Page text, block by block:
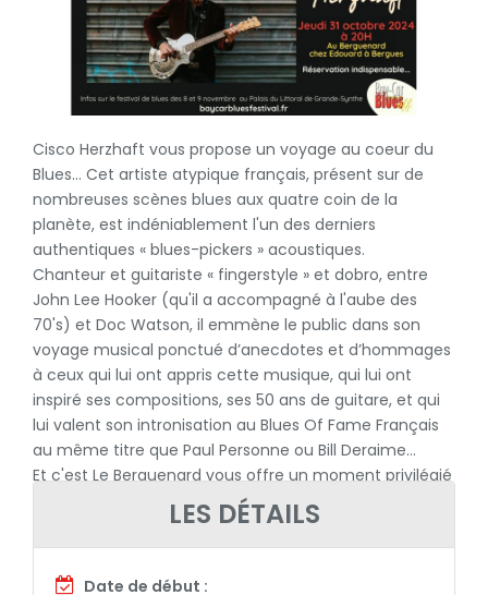
Cisco Herzhaft vous propose un voyage au coeur du
Blues... Cet artiste atypique français, présent sur de
nombreuses scènes blues aux quatre coin de la
planète, est indéniablement l'un des derniers
authentiques « blues-pickers » acoustiques.
Chanteur et guitariste « fingerstyle » et dobro, entre
John Lee Hooker (qu'il a accompagné à l'aube des
70's) et Doc Watson, il emmène le public dans son
voyage musical ponctué d’anecdotes et d’hommages
à ceux qui lui ont appris cette musique, qui lui ont
inspiré ses compositions, ses 50 ans de guitare, et qui
lui valent son intronisation au Blues Of Fame Français
au même titre que Paul Personne ou Bill Deraime...
Et c'est Le Berguenard vous offre un moment privilégié
avec une pointure du blues !
LES DÉTAILS
Date de début :